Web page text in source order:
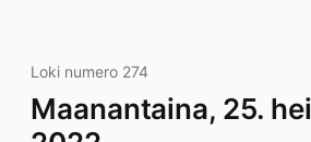
Loki numero 274
Maanantaina, 25.